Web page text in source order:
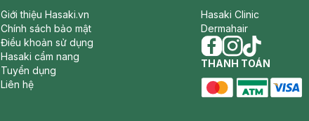
Giới thiệu Hasaki.vn
Chính sách bảo mật
Điều khoản sử dụng
Hasaki cẩm nang
Tuyển dụng
Liên hệ
Hasaki Clinic
Dermahair
facebook
instagram
tiktok
THANH TOÁN